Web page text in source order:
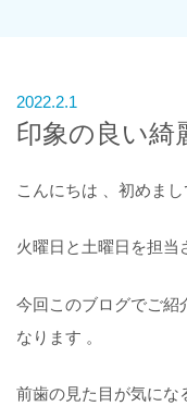
2022.2.1
印象の良い綺
こんにちは 、初めま
火曜日と土曜日を担当
今回このブログでご紹
なります 。
前歯の見た目が気にな